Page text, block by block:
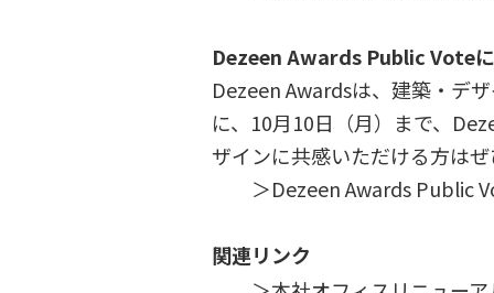
Dezeen Awards Public Vote
Dezeen Awardsは、建築・デ
に、10月10日（月）まで、
ザインに共感いただける方はぜ
＞Dezeen Awards Public
関連リンク